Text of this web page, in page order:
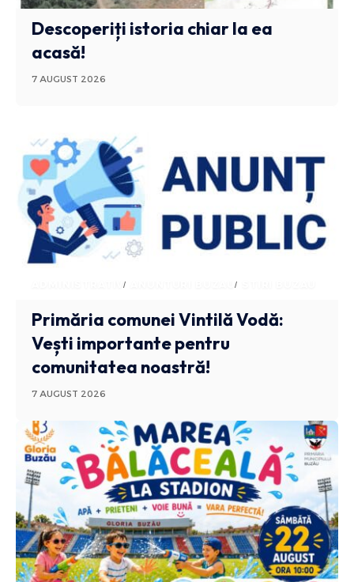
Descoperiți istoria chiar la ea
acasă!
7 AUGUST 2026
ADMINISTRATIV ANUNTURI BUZAU
Primăria comunei Vintilă Vodă:
Vești importante pentru
comunitatea noastră!
7 AUGUST 2026